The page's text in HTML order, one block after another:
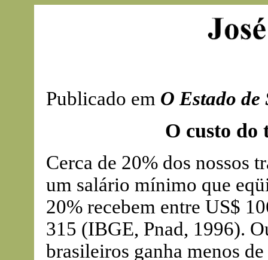
Publicado em O Estado de
O custo do
Cerca de 20% dos nossos
um salário mínimo que
20% recebem entre US$
315 (IBGE, Pnad, 1996).
brasileiros ganha menos